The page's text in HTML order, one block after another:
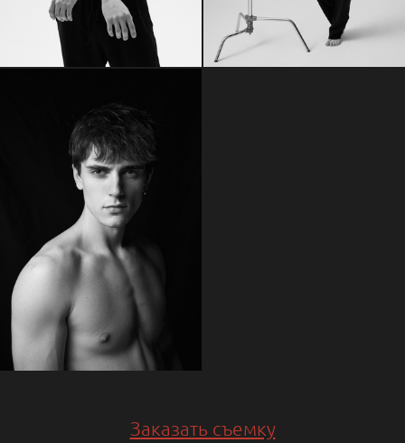
Заказать съемку